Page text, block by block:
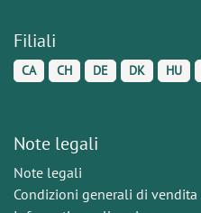
Filiali
CA CH DE DK HU
Note legali
Note legali
Condizioni generali di vendita